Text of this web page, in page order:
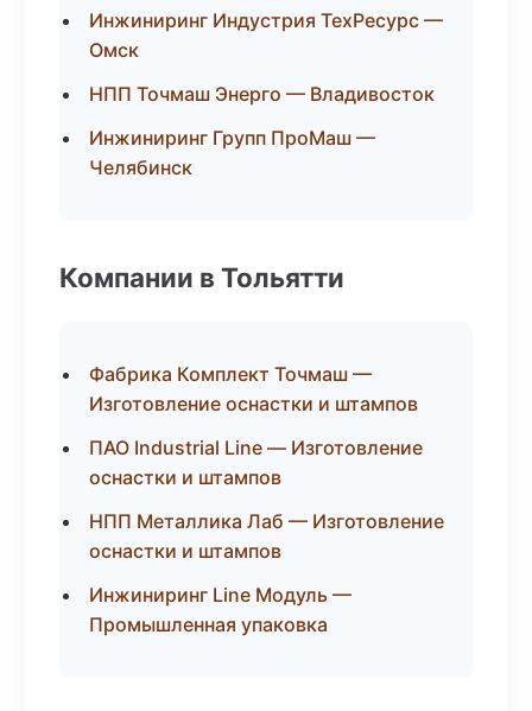
Инжиниринг Индустрия ТехРесурс —
Омск
НПП Точмаш Энерго — Владивосток
Инжиниринг Групп ПроМаш —
Челябинск
Компании в Тольятти
Фабрика Комплект Точмаш —
Изготовление оснастки и штампов
ПАО Industrial Line — Изготовление
оснастки и штампов
НПП Металлика Лаб — Изготовление
оснастки и штампов
Инжиниринг Line Модуль —
Промышленная упаковка